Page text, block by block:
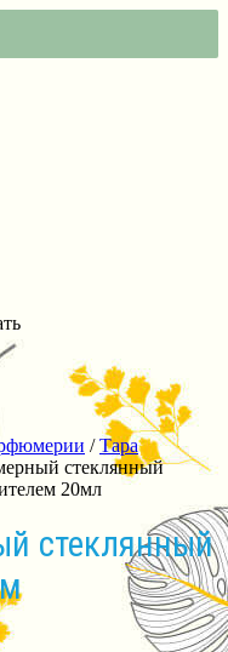
/Тара
стеклянный
20мл
стеклянный